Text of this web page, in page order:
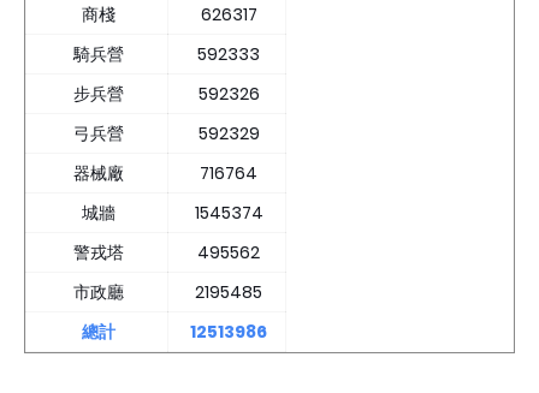
商棧
626317
騎兵營
592333
步兵營
592326
弓兵營
592329
器械廠
716764
城牆
1545374
警戎塔
495562
市政廳
2195485
總計
12513986